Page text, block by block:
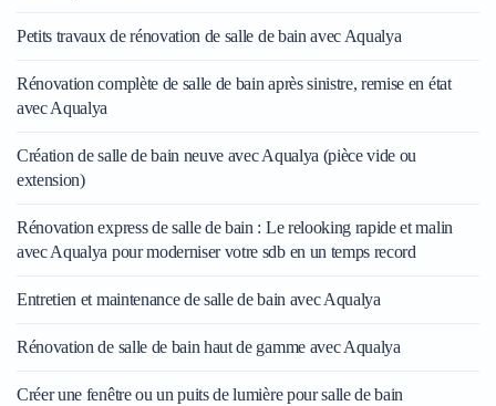
Petits travaux de rénovation de salle de bain avec Aqualya
Rénovation complète de salle de bain après sinistre, remise en état
avec Aqualya
Création de salle de bain neuve avec Aqualya (pièce vide ou
extension)
Rénovation express de salle de bain : Le relooking rapide et malin
avec Aqualya pour moderniser votre sdb en un temps record
Entretien et maintenance de salle de bain avec Aqualya
Rénovation de salle de bain haut de gamme avec Aqualya
Créer une fenêtre ou un puits de lumière pour salle de bain